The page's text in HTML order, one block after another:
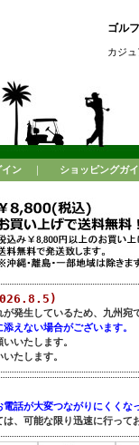
ゴル
カジ
イン ｜ ショッピングガ
発生しているため、九州宛
えない場合がございます。
いたします。
たします。
電話が大変つながりにくくな
、可能な限り迅速に行って